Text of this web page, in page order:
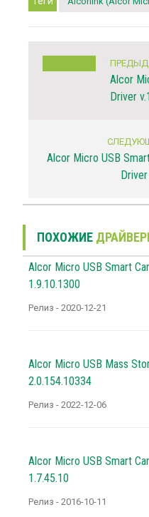
Alcor
Driver
Alcor Micro USB
ПОХОЖИЕ
Alcor Micro USB Smart
1.9.10.1300
Релиз - 2020-12-21
Alcor Micro USB Mass
2.0.154.10334
Релиз - 2022-12-06
Alcor Micro USB Smart
1.7.45.10
Релиз - 2016-10-11